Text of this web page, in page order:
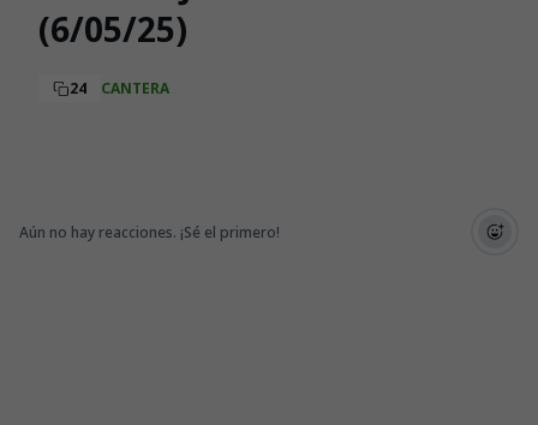
(6/05/25)
24 CANTERA
Aún no hay reacciones. ¡Sé el primero!